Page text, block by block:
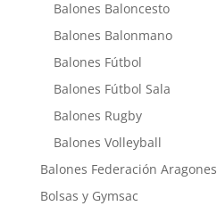
Balones Baloncesto
Balones Balonmano
Balones Fútbol
Balones Fútbol Sala
Balones Rugby
Balones Volleyball
Balones Federación
Bolsas y Gymsac